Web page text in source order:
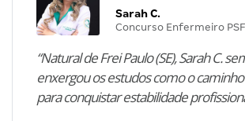
Sarah C.
Concurso Enfermeiro PSF
“Natural de Frei Paulo (SE), Sarah C.
enxergou os estudos como o
para conquistar estabilidade